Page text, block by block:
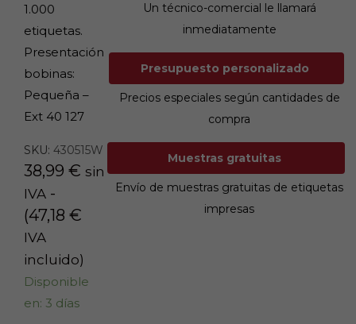
1.000
etiquetas.
Presentación
bobinas:
Pequeña –
Ext 40 127
SKU: 430515W
38,99 € sin
IVA -
(47,18 €
IVA
incluido)
Disponible
en: 3 días
Un técnico-comercial le llamará
inmediatamente
Presupuesto personalizado
Precios especiales según cantidades de
compra
Muestras gratuitas
Envío de muestras gratuitas de etiquetas
impresas